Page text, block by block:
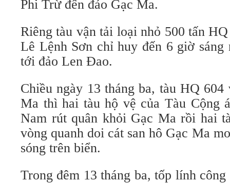
Phi Trừ đến đảo Gạc Ma.
Riêng tàu vận tải loại nhỏ 500 tấn
Lê Lệnh Sơn chỉ huy đến 6 giờ sáng
tới đảo Len Đao.
Chiều ngày 13 tháng ba, tàu HQ 604
Ma thì hai tàu hộ vệ của Tàu Cộng
Nam rút quân khỏi Gạc Ma rồi hai
vòng quanh doi cát san hô Gạc Ma
sóng trên biển.
Trong đêm 13 tháng ba, tốp lính